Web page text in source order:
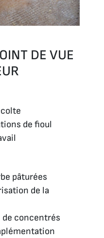
DE VUE
de fioul
pâturées
de la
concentrés